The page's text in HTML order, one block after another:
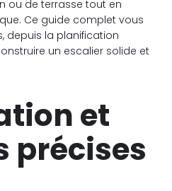
ou de terrasse tout en
Ce guide complet vous
depuis la planification
un escalier solide et
et
précises